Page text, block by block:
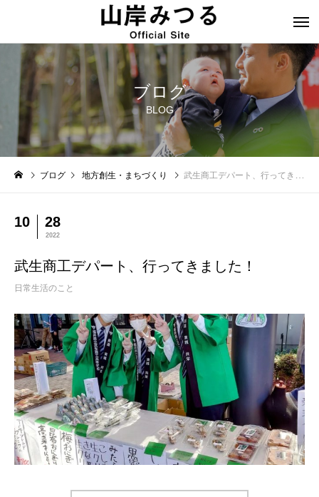
ブログ
BLOG
ブログ 地方創生・まちづくり 武生商工デパート、行ってきました！
10 28
2022
武生商工デパート、行ってきました！
日常生活のこと